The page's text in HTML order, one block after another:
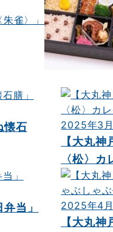
雀〉」
懐石
2025年3
【大丸
〈松〉
当」 2025年4
【大丸